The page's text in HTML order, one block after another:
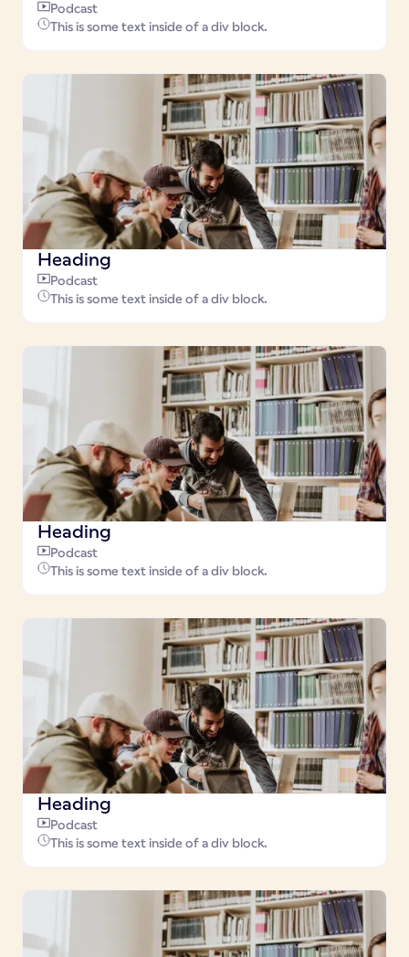
Podcast
This is some text inside of a div block.
Heading
Podcast
This is some text inside of a div block.
Heading
Podcast
This is some text inside of a div block.
Heading
Podcast
This is some text inside of a div block.